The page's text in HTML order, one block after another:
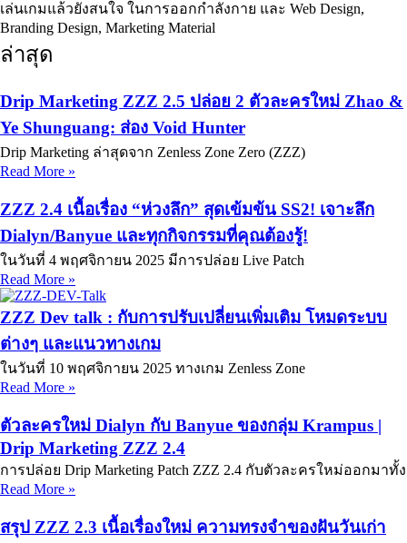
เล่นเกมแล้วยังสนใจ ในการออกกำลังกาย และ Web Design,
Branding Design, Marketing Material
ล่าสุด
Drip Marketing ZZZ 2.5 ปล่อย 2 ตัวละครใหม่ Zhao &
Ye Shunguang: ส่อง Void Hunter
Drip Marketing ล่าสุดจาก Zenless Zone Zero (ZZZ)
Read More »
ZZZ 2.4 เนื้อเรื่อง “ห่วงลึก” สุดเข้มข้น SS2! เจาะลึก
Dialyn/Banyue และทุกกิจกรรมที่คุณต้องรู้!
ในวันที่ 4 พฤศจิกายน 2025 มีการปล่อย Live Patch
Read More »
ZZZ Dev talk : กับการปรับเปลี่ยนเพิ่มเติม โหมดระบบ
ต่างๆ และแนวทางเกม
ในวันที่ 10 พฤศจิกายน 2025 ทางเกม Zenless Zone
Read More »
ตัวละครใหม่ Dialyn กับ Banyue ของกลุ่ม Krampus |
Drip Marketing ZZZ 2.4
การปล่อย Drip Marketing Patch ZZZ 2.4 กับตัวละครใหม่ออกมาทั้ง
Read More »
สรุป ZZZ 2.3 เนื้อเรื่องใหม่ ความทรงจำของฝันวันเก่า